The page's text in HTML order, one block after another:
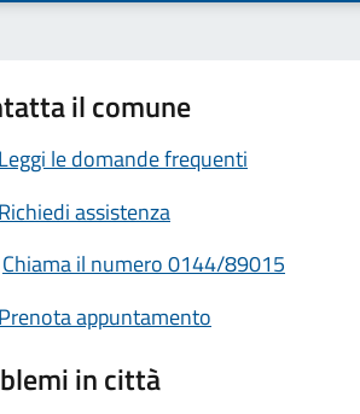
il comune
Leggi le domande frequenti
Richiedi assistenza
Chiama il numero 0144/89015
Prenota appuntamento
in città